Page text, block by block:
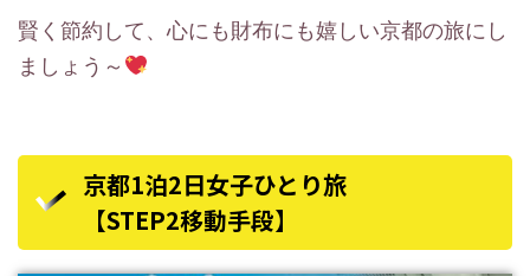
賢く節約して、心にも財布にも嬉しい京都の旅にし
ましょう～
京都1泊2日女子ひとり旅
【STEP2移動手段】